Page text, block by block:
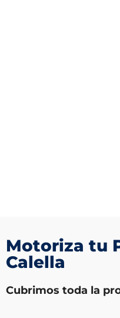
Motoriza tu
Calella
Cubrimos toda la